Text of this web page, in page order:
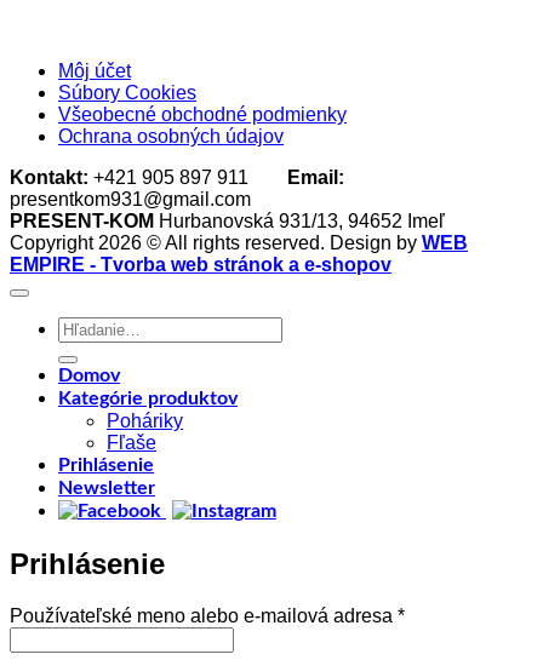
Môj účet
Súbory Cookies
Všeobecné obchodné podmienky
Ochrana osobných údajov
Kontakt: +421 905 897 911
Email:
presentkom931@gmail.com
PRESENT-KOM Hurbanovská 931/13, 94652 Imeľ
Copyright 2026 © All rights reserved. Design by WEB
EMPIRE - Tvorba web stránok a e-shopov
Hľadať:
Domov
Kategórie produktov
Poháriky
Fľaše
Prihlásenie
Newsletter
Prihlásenie
Používateľské meno alebo e-mailová adresa *Povinné